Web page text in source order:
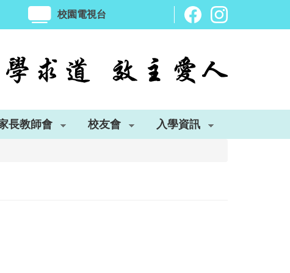
校園電視台
長教師會 校友會 入學資訊